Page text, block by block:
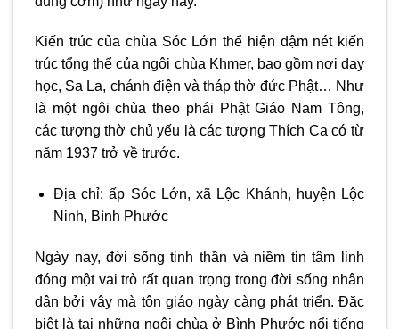
Kiến trúc của chùa Sóc Lớn thể hiện đậm nét kiến
trúc tổng thể của ngôi chùa Khmer, bao gồm nơi dạy
học, Sa La, chánh điện và tháp thờ đức Phật… Như
là một ngôi chùa theo phái Phật Giáo Nam Tông,
các tượng thờ chủ yếu là các tượng Thích Ca có từ
năm 1937 trở về trước.
Địa chỉ: ấp Sóc Lớn, xã Lộc Khánh, huyện Lộc
Ninh, Bình Phước
Ngày nay, đời sống tinh thần và niềm tin tâm linh
đóng một vai trò rất quan trọng trong đời sống nhân
dân bởi vậy mà tôn giáo ngày càng phát triển. Đặc
biệt là tại những ngôi chùa ở Bình Phước nổi tiếng